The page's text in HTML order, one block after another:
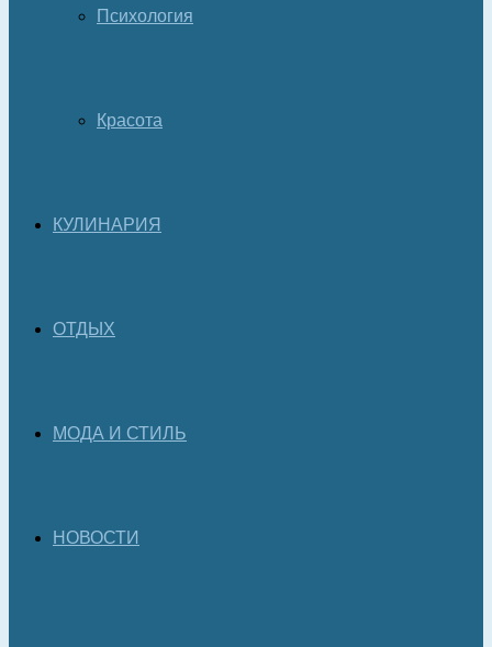
Психология
Красота
КУЛИНАРИЯ
ОТДЫХ
МОДА И СТИЛЬ
НОВОСТИ